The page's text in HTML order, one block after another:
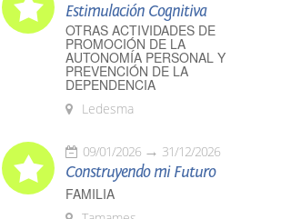
Estimulación Cognitiva
OTRAS ACTIVIDADES DE
PROMOCIÓN DE LA
AUTONOMÍA PERSONAL Y
PREVENCIÓN DE LA
DEPENDENCIA
Ledesma
09/01/2026 31/12/2026
Construyendo mi Futuro
FAMILIA